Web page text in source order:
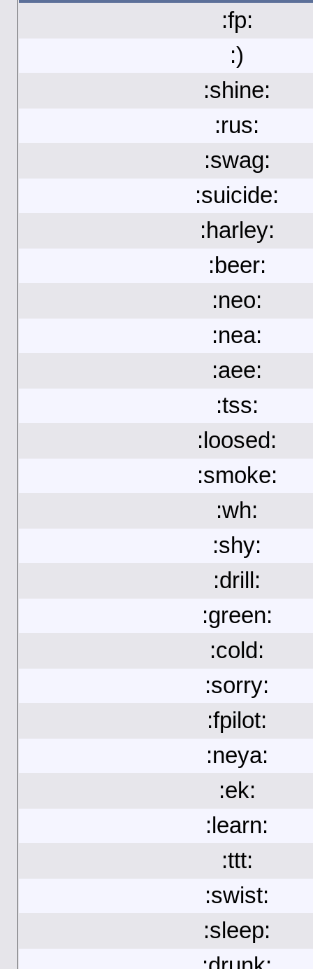
:fp:
:)
:shine:
:rus:
:swag:
:suicide:
:harley:
:beer:
:neo:
:nea:
:aee:
:tss:
:loosed:
:smoke:
:wh:
:shy:
:drill:
:green:
:cold:
:sorry:
:fpilot:
:neya:
:ek:
:learn:
:ttt:
:swist:
:sleep: